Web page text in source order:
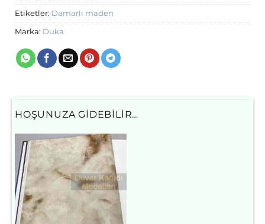
Etiketler: Damarlı maden
Marka: Duka
HOŞUNUZA GIDEBILIR…